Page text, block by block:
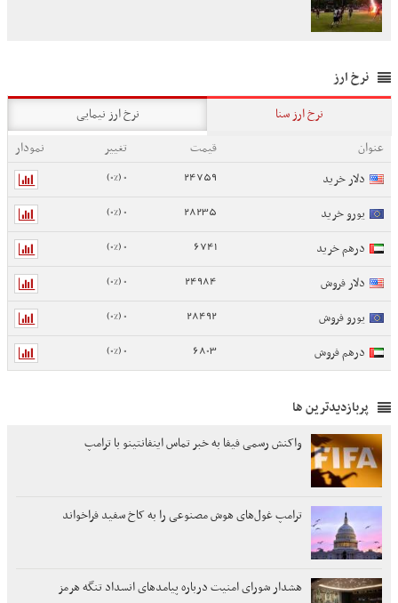
نرخ ارز
نرخ ارز سنا
نرخ ارز نیمایی
عنوان
قیمت تغییر
نمودار
دلار خرید
24759
0 (0%)
یورو خرید 28235
0 (0%)
درهم خرید 6741
0 (0%)
دلار فروش 24984
0 (0%)
یورو فروش 28492
0 (0%)
درهم فروش 6803
0 (0%)
پربازدیدترین ها
واکنش رسمی فیفا به خبر تماس اینفانتینو با ترامپ
ترامپ غول‌های هوش مصنوعی را به کاخ سفید فراخواند
هشدار شورای امنیت درباره پیامدهای انسداد تنگه هرمز